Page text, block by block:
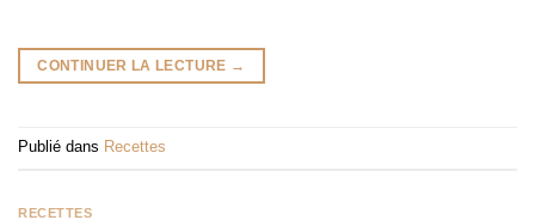
CONTINUER LA LECTURE →
Publié dans Recettes
RECETTES